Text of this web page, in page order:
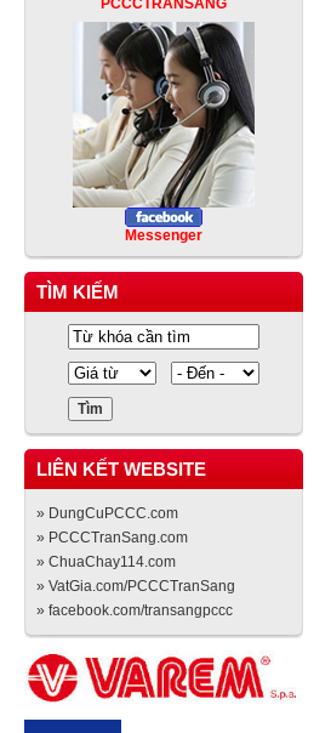
PCCCTRANSANG
Messenger
TÌM KIẾM
LIÊN KẾT WEBSITE
» DungCuPCCC.com
» PCCCTranSang.com
» ChuaChay114.com
» VatGia.com/PCCCTranSang
» facebook.com/transangpccc